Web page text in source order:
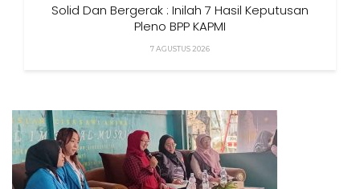
Solid Dan Bergerak : Inilah 7 Hasil Keputusan
Pleno BPP KAPMI
7 AGUSTUS 2026